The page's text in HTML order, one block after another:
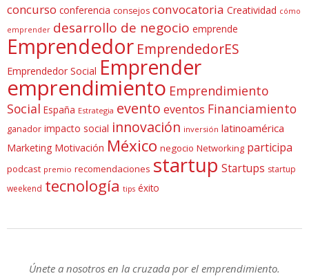
concurso conferencia consejos convocatoria Creatividad cómo
emprender desarrollo de negocio emprende
Emprendedor EmprendedorES
Emprendedor Social Emprender
emprendimiento Emprendimiento
Social España Estrategia evento eventos Financiamiento
ganador impacto social innovación inversión latinoamérica
Marketing Motivación México negocio Networking participa
podcast premio recomendaciones startup Startups startup
weekend tecnología tips éxito
Únete a nosotros en la cruzada por el emprendimiento.